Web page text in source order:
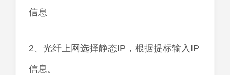
信息
2、光纤上网选择静态IP，根据提标输入IP
信息。